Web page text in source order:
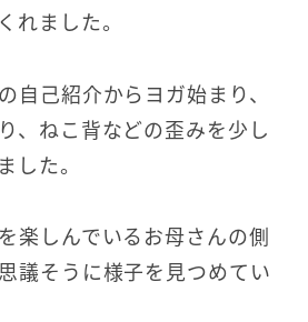
れました。
自己紹介からヨガ始まり、
、ねこ背などの歪みを少し
した。
楽しんでいるお母さんの側
議そうに様子を見つめてい